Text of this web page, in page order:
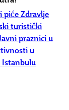
pićeZdravlje
turistički
praznici u
u
Istanbulu